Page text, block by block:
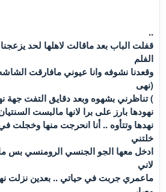
..
قفلت الباب بعد ماقالت لاهلها لحد
الفلم
وقعدنا نشوفه وانا عيوني مافارقت
(نهى
) تناظرني بشهوه وبعد دقايق التفت جهة
نهودها بارز على برا لانها مالبست
نهدها وتتأوه .. أنا انحرجت منها وخجلت
خلتني
ادخل معها الجو الجنسي الرومنسي
لاني
ماعمري جربت في حياتي .. بعدين نزلت